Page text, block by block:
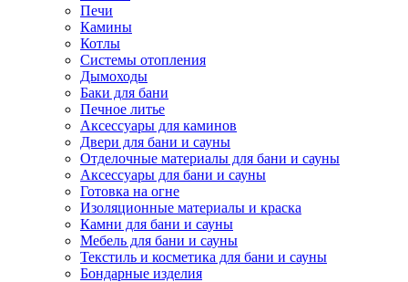
Бондарные изделия
Печи
Камины
Котлы
Системы отопления
Дымоходы
Баки для бани
Печное литье
Аксессуары для каминов
Двери для бани и сауны
Отделочные материалы для бани и сауны
Аксессуары для бани и сауны
Готовка на огне
Изоляционные материалы и краска
Камни для бани и сауны
Мебель для бани и сауны
Текстиль и косметика для бани и сауны
Бондарные изделия